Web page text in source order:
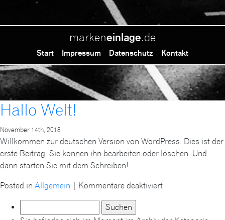
markeneinlage.de
Start Impressum Datenschutz Kontakt
Hallo Welt!
November 14th, 2018
Willkommen zur deutschen Version von WordPress. Dies ist der
erste Beitrag. Sie können ihn bearbeiten oder löschen. Und
dann starten Sie mit dem Schreiben!
Posted in Allgemein | Kommentare deaktiviertfür
nach: